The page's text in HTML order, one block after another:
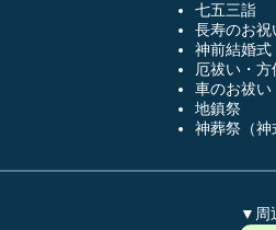
七五三詣
長寿のお祝
神前結婚式
厄祓い・方
車のお祓い
地鎮祭
神葬祭（神
▼周